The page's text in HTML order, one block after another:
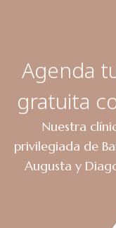
Agenda
gratuita
Nuestra
privilegiada de
Augusta y